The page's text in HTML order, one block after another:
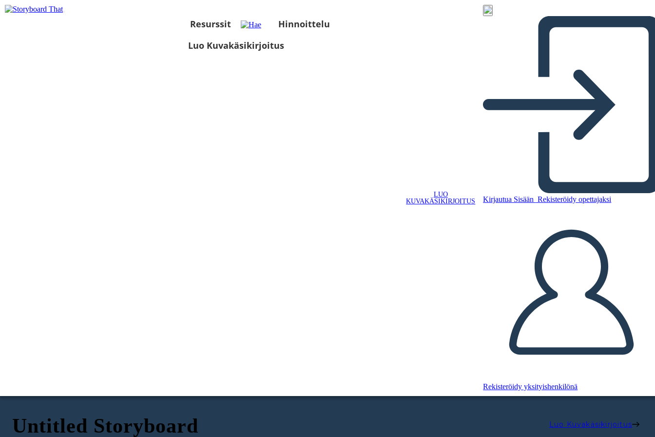
Resurssit
Hinnoittelu
Luo Kuvakäsikirjoitus
LUO
KUVAKÄSIKIRJOITUS
Kirjautua Sisään Rekisteröidy opettajaksi
Rekisteröidy yksityishenkilönä
Untitled Storyboard Luo Kuvakäsikirjoitus